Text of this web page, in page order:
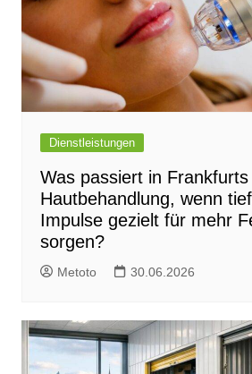
Dienstleistungen
Was passiert in Frankfurts
Hautbehandlung, wenn
Impulse gezielt für mehr
sorgen?
Metoto 30.06.2026